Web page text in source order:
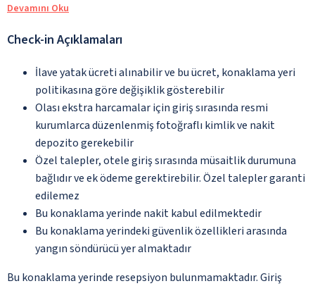
Devamını Oku
Check-in Açıklamaları
İlave yatak ücreti alınabilir ve bu ücret, konaklama yeri
politikasına göre değişiklik gösterebilir
Olası ekstra harcamalar için giriş sırasında resmi
kurumlarca düzenlenmiş fotoğraflı kimlik ve nakit
depozito gerekebilir
Özel talepler, otele giriş sırasında müsaitlik durumuna
bağlıdır ve ek ödeme gerektirebilir. Özel talepler garanti
edilemez
Bu konaklama yerinde nakit kabul edilmektedir
Bu konaklama yerindeki güvenlik özellikleri arasında
yangın söndürücü yer almaktadır
Bu konaklama yerinde resepsiyon bulunmamaktadır. Giriş